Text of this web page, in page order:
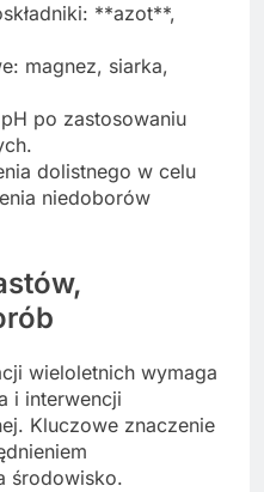
**azot**,
magnez, siarka,
po zastosowaniu
dolistnego w celu
niedoborów
wieloletnich wymaga
i interwencji
Kluczowe znaczenie
środowisko.